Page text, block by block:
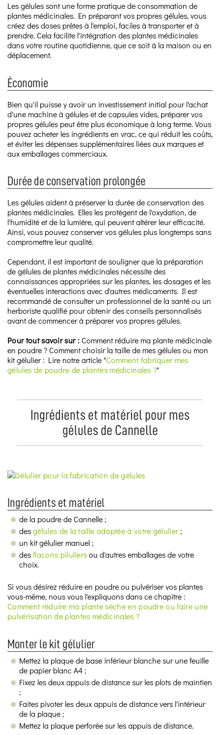
Les gélules sont une forme pratique de consommation de
plantes médicinales. En préparant vos propres gélules, vous
créez des doses prêtes à l'emploi, faciles à transporter et à
prendre. Cela facilite l'intégration des plantes médicinales
dans votre routine quotidienne, que ce soit à la maison ou en
déplacement.
Économie
Bien qu'il puisse y avoir un investissement initial pour l'achat
d'une machine à gélules et de capsules vides, préparer vos
propres gélules peut être plus économique à long terme. Vous
pouvez acheter les ingrédients en vrac, ce qui réduit les coûts,
et éviter les dépenses supplémentaires liées aux marques et
aux emballages commerciaux.
Durée de conservation prolongée
Les gélules aident à préserver la durée de conservation des
plantes médicinales. Elles les protègent de l'oxydation, de
l'humidité et de la lumière, qui peuvent altérer leur efficacité.
Ainsi, vous pouvez conserver vos gélules plus longtemps sans
compromettre leur qualité.
Cependant, il est important de souligner que la préparation
de gélules de plantes médicinales nécessite des
connaissances appropriées sur les plantes, les dosages et les
éventuelles interactions avec d'autres médicaments. Il est
recommandé de consulter un professionnel de la santé ou un
herboriste qualifié pour obtenir des conseils personnalisés
avant de commencer à préparer vos propres gélules.
Pour tout savoir sur :Comment réduire ma plante médicinale
en poudre ? Comment choisir la taille de mes gélules ou mon
kit gélulier : Lire notre article "Comment fabriquer mes
gélules de poudre de plantes médicinales ?"
Ingrédients et matériel pour mes
gélules de Cannelle
Ingrédients et matériel
de la poudre de Cannelle ;
desgélules de la taille adaptée à votre gélulier;
un kit gélulier manuel ;
desflacons piluliersou d'autres emballages de votre
choix.
Si vous désirez réduire en poudre ou pulvériser vos plantes
vous-même, nous vous l'expliquons dans ce chapitre :
Comment réduire ma plante sèche en poudre ou faire une
pulvérisation de plantes médicinales ?
Monter le kit gélulier
Mettez la plaque de base inférieur blanche sur une feuille
de papier blanc A4 ;
Fixez les deux appuis de distance sur les plots de maintien
;
Faites pivoter les deux appuis de distance vers l'intérieur
de la plaque ;
Mettez la plaque perforée sur les appuis de distance.